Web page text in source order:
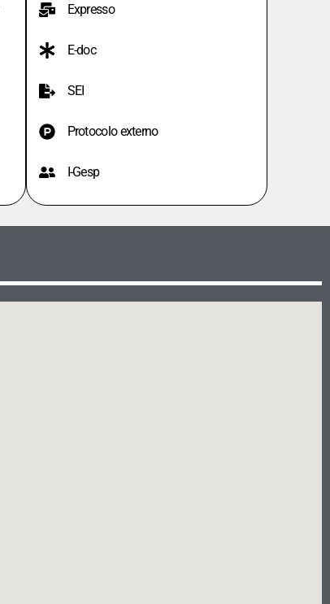
Expresso
E-doc
SEI
Protocolo externo
I-Gesp